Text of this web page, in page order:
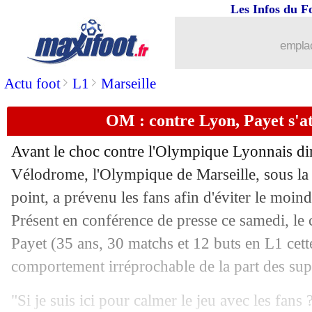
Actu foot> L1 > Marseille
Les Infos du
OM : contre Lyon, Payet
Avant le choc contre l'Olympique Lyonnais
Vélodrome, l'Olympique de Marseille, sous la
point, a prévenu les fans afin d'éviter le
Présent en conférence de presse ce samedi,
Payet (35 ans, 30 matchs et 12 buts en L1
comportement irréprochable de la part des
"Si je suis ici pour calmer le jeu avec les fans
: le Real sacré champion
30/04 All.: le Bayern battu, Dortmund
30/04 Ita.: Naples en colle 6 à Sassuolo
30/04 L2: Auxerre grimpe à la 2e place
30/04 Metz : Jemerson, les précisions
30/04 Divers: Mino Raiola est décédé
Esp. : Villarreal surpris par Alavés